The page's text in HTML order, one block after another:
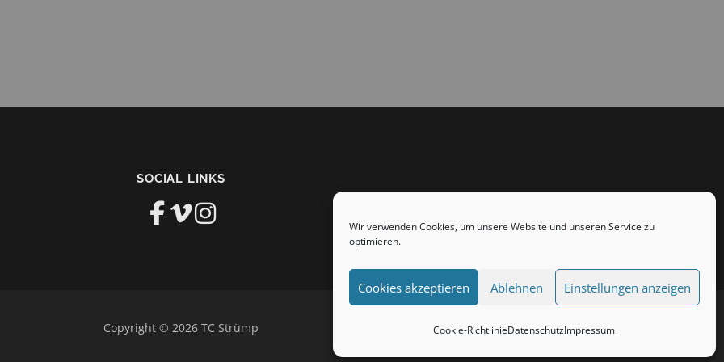
Wir verwenden Cookies, um unsere Website und unseren Service zu
optimieren.
Cookies akzeptieren Ablehnen Einstellungen anzeigen
Cookie-RichtlinieDatenschutzImpressum
SOCIAL LINKS
Copyright © 2026 TC Strümp